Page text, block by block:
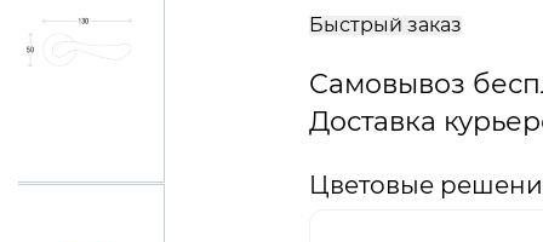
Быстрый заказ
Самовывоз
Доставка
Цветовые